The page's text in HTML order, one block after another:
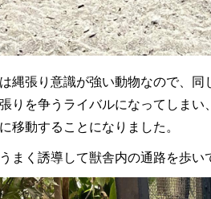
縄張り意識が強い動物なので、
りを争うライバルになってしま
移動することになりました。
まく誘導して獣舎内の通路を歩い